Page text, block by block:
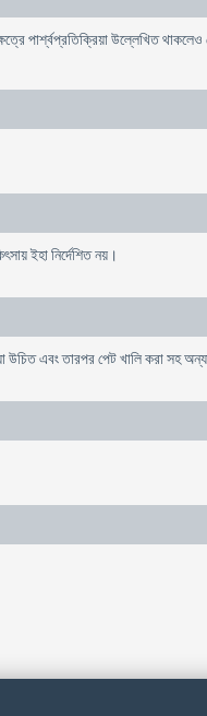
পার্শ্বপ্রতিক্রিয়া উল্লেখিত
ইহা নির্দেশিত নয়।
উচিত এবং তারপর পেট খালি করা সহ